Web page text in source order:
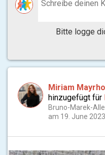
Bitte logge
Miriam
hinzugefügt für
Bruno-Marek-
am 19. June